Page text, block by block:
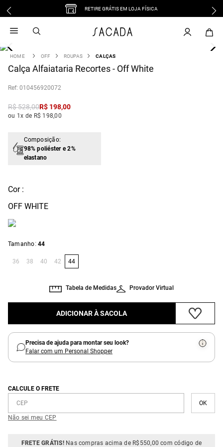
RETIRE GRÁTIS EM LOJA FÍSICA
OFF ROUPAS CALÇAS
Calça Alfaiataria Recortes - Off White
: 010456920072
R$528,00R$ 198,00
ou 1x de R$ 198,00
Composição:
98% poliéster e 2%
elastano
Cor :
OFF WHITE
Tamanho: 44
36 38 40 42 44
Provador Virtual
Tabela de Medidas
ADICIONAR À SACOLA
Precisa de ajuda para montar seu look?
Falar com um Personal Shopper
CALCULE O FRETE
Não sei meu CEP
FRETE GRÁTIS!Nas compras acima de R$550,00 com código de
vestido
3 º blusa
º tricot
º macacão
jeans
º camisa